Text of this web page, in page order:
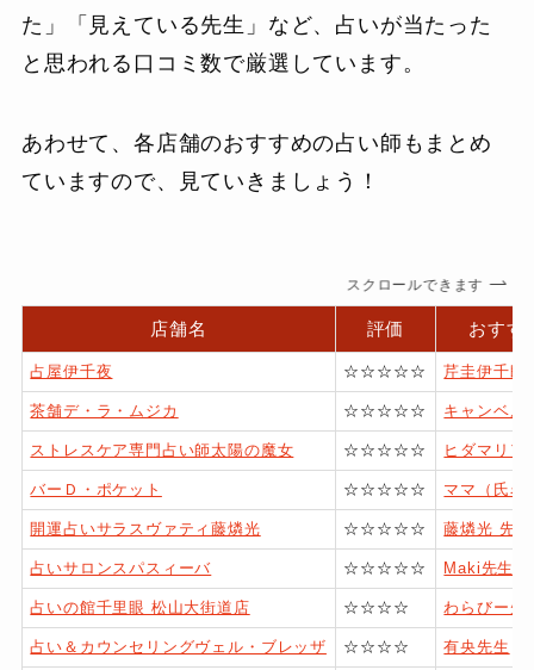
た」「見えている先生」など、占いが当たった
と思われる口コミ数で厳選しています。
あわせて、各店舗のおすすめの占い師もまとめ
ていますので、見ていきましょう！
スクロールできます
店舗名 評価 おすす
占屋伊千夜 ☆☆☆☆☆ 芹圭伊千郎
茶舗デ・ラ・ムジカ ☆☆☆☆☆ キャンベル
ストレスケア専門占い師太陽の魔女 ☆☆☆☆☆ ヒダマリア
バーＤ・ポケット ☆☆☆☆☆ ママ（氏名
開運占いサラスヴァティ藤燐光 ☆☆☆☆☆ 藤燐光 先生
占いサロンスパスィーバ ☆☆☆☆☆ Maki先生
占いの館千里眼 松山大街道店 ☆☆☆☆ わらびー先
占い＆カウンセリングヴェル・ブレッザ ☆☆☆☆ 有央先生